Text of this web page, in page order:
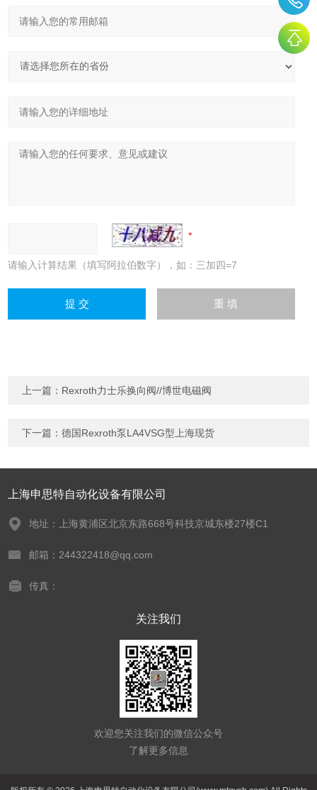
请输入计算结果（填写阿拉伯数字），如：三加四=7
上一篇： Rexroth力士乐换向阀//博世电磁阀
下一篇：德国Rexroth泵LA4VSG型上海现货
上海申思特自动化设备有限公司
地址：上海黄浦区北京东路668号科技京城东楼27楼C1
邮箱：244322418@qq.com
传真：
关注我们
欢迎您关注我们的微信公众号
了解更多信息